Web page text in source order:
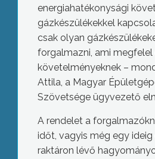
energiahatékonysági
gázkészülékekkel
csak olyan
forgalmazni, ami megfelel
követelményeknek –
Attila, a Magyar
Szövetsége ügyvezető
A rendelet a
időt, vagyis még egy ideig
raktáron lévő